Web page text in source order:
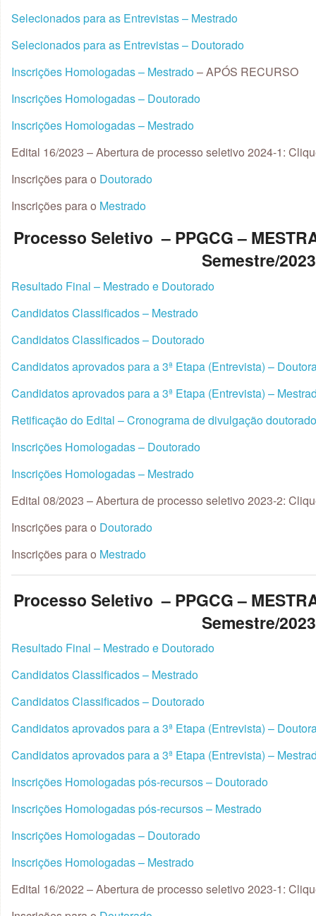
Selecionados para as Entrevistas – Mestrado
Selecionados para as Entrevistas – Doutorado
Inscrições Homologadas – Mestrado– APÓS RECURSO
Inscrições Homologadas – Doutorado
Inscrições Homologadas – Mestrado
Edital 16/2023 – Abertura de processo seletivo 2024-1:
Inscrições para o Doutorado
Inscrições para o Mestrado
Processo Seletivo – PPGCG –
Semestre/2023
Resultado Final – Mestrado e Doutorado
Candidatos Classificados – Mestrado
Candidatos Classificados – Doutorado
Candidatos aprovados para a 3ª Etapa (Entrevista) –
Candidatos aprovados para a 3ª Etapa (Entrevista) –
Retificação do Edital – Cronograma de divulgação doutorado
Inscrições Homologadas – Doutorado
Inscrições Homologadas – Mestrado
Edital 08/2023 – Abertura de processo seletivo 2023-2:
Inscrições para o Doutorado
Inscrições para o Mestrado
Processo Seletivo – PPGCG –
Semestre/2023
Resultado Final – Mestrado e Doutorado
Candidatos Classificados – Mestrado
Candidatos Classificados – Doutorado
Candidatos aprovados para a 3ª Etapa (Entrevista) –
Candidatos aprovados para a 3ª Etapa (Entrevista) –
Inscrições Homologadas pós-recursos – Doutorado
Inscrições Homologadas pós-recursos – Mestrado
Inscrições Homologadas – Doutorado
Inscrições Homologadas – Mestrado
Edital 16/2022 – Abertura de processo seletivo 2023-1: